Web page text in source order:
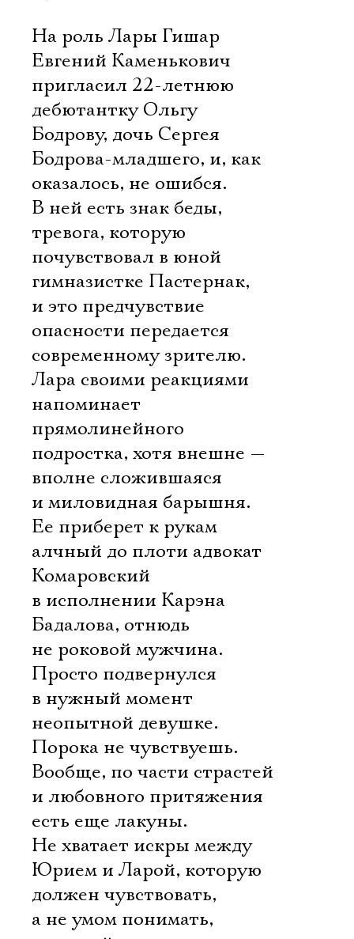
На роль Лары Гишар
Евгений Каменькович
пригласил 22-летнюю
дебютантку Ольгу
Бодрову, дочь Сергея
Бодрова-младшего, и, как
оказалось, не ошибся.
В ней есть знак беды,
тревога, которую
почувствовал в юной
гимназистке Пастернак,
и это предчувствие
опасности передается
современному зрителю.
Лара своими реакциями
напоминает
прямолинейного
подростка, хотя внешне —
вполне сложившаяся
и миловидная барышня.
Ее приберет к рукам
алчный до плоти адвокат
Комаровский
в исполнении Карэна
Бадалова, отнюдь
не роковой мужчина.
Просто подвернулся
в нужный момент
неопытной девушке.
Порока не чувствуешь.
Вообще, по части страстей
и любовного притяжения
есть еще лакуны.
Не хватает искры между
Юрием и Ларой, которую
должен чувствовать,
а не умом понимать,